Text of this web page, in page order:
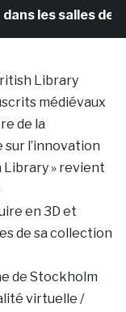
les salles de
Library
médiévaux
de la
l’innovation
Library » revient
en 3D et
de sa collection
de Stockholm
virtuelle /